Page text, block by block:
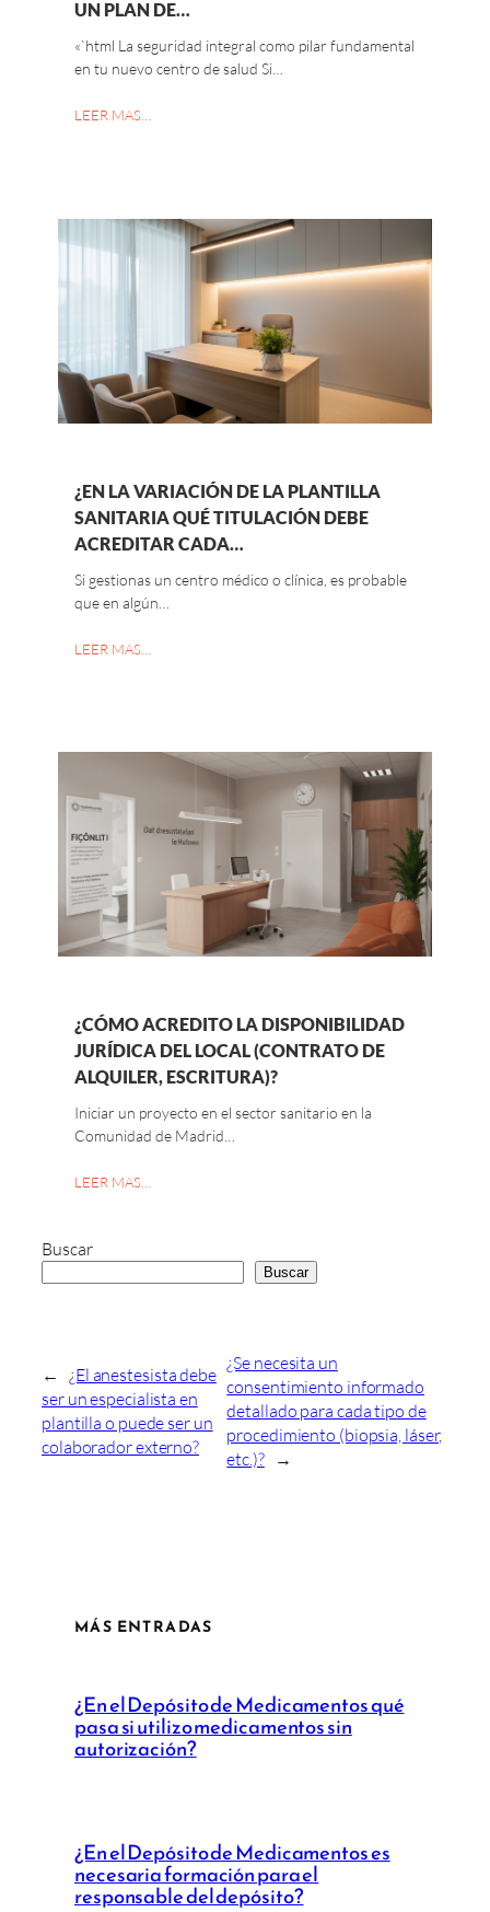
UN PLAN DE…
«`html La seguridad integral como pilar fundamental
en tu nuevo centro de salud Si…
LEER MAS…
¿EN LA VARIACIÓN DE LA PLANTILLA
SANITARIA QUÉ TITULACIÓN DEBE
ACREDITAR CADA…
Si gestionas un centro médico o clínica, es probable
que en algún…
LEER MAS…
¿CÓMO ACREDITO LA DISPONIBILIDAD
JURÍDICA DEL LOCAL (CONTRATO DE
ALQUILER, ESCRITURA)?
Iniciar un proyecto en el sector sanitario en la
Comunidad de Madrid…
LEER MAS…
Buscar
Buscar
← ¿El anestesista debe
ser un especialista en
plantilla o puede ser un
colaborador externo?
¿Se necesita un
consentimiento informado
detallado para cada tipo de
procedimiento (biopsia, láser,
etc.)?
→
MÁS ENTRADAS
¿En el Depósito de Medicamentos qué
pasa si utilizo medicamentos sin
autorización?
¿En el Depósito de Medicamentos es
necesaria formación para el
responsable del depósito?